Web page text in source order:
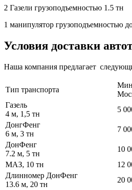
2 Газели грузоподъемностью 1.5 тн
1 манипулятор грузоподъемностью
Условия доставки
Наша компания предлагает
Тип транспорта
Газель
4 м, 1,5 тн
5
ДонгФенг
6 м, 3 тн
7
ДонФенг
7.2 м, 5 тн
10
МАЗ, 10 тн
12
Длинномер ДонФенг
13.6 м, 20 тн
20